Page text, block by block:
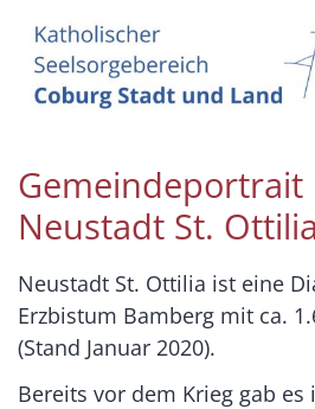
Gemeindeportrait
Neustadt St. Ottilia
Neustadt St. Ottilia ist eine
Erzbistum Bamberg mit ca.
(Stand Januar 2020).
Bereits vor dem Krieg gab